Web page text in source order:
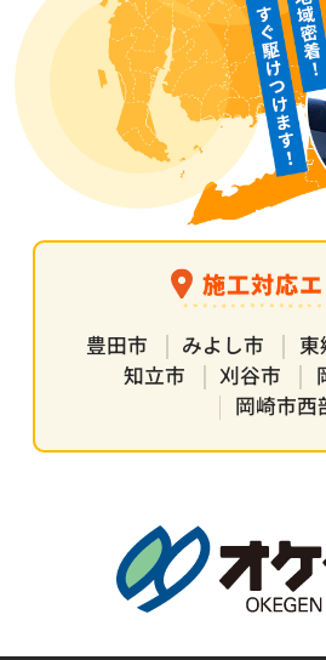
施工対応
豊田市 みよし市 東
知立市
刈谷市
岡崎市西